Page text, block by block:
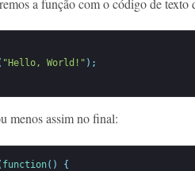
a função com o código de texto
"Hello, World!" ) ;
menos assim no final:
function( )
{